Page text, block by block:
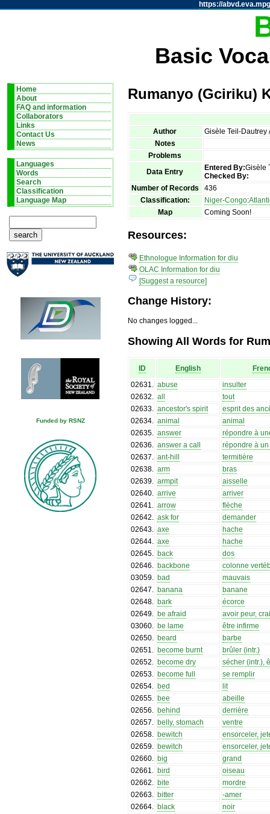
https://
Basic
Home
About
FAQ and information
Collaborators
Links
Contact Us
News
Languages
Words
Search
Classification
Language Map
Funded by RSNZ
Rumanyo (Gciriku)
Author
Gisèle Teil-
Notes
Problems
Data Entry
Entered By:Gisèle
Checked By:
Number of Records
436
Classification:
Niger-Congo:
Map
Coming Soon!
Resources:
Ethnologue Information for diu
OLAC Information for diu
[Suggest a resource]
Change History:
No changes logged...
Showing All Words for
ID English
02631
abuse
insulter
02632
all
tout
02633
ancestor's spirit
esprit des
02634
animal
animal
02635
answer
répondre à
02636
answer a call
répondre à
02637
ant-hill
termitière
02638
arm
bras
02639
armpit
aisselle
02640
arrive
arriver
02641
arrow
flèche
02642
ask for
demander
02643
axe
hache
02644
axe
hache
02645
back
dos
02646
backbone
colonne
03059
bad
mauvais
02647
banana
banane
02648
bark
écorce
02649
be afraid
avoir peur,
03060
be lame
être infirme
02650
beard
barbe
02651
become burnt
brûler (intr.)
02652
become dry
sécher (intr.),
02653
become full
se remplir
02654
bed
lit
02655
bee
abeille
02656
behind
derrière
02657
belly, stomach
ventre
02658
bewitch
ensorceler,
02659
bewitch
ensorceler,
02660
big
grand
02661
bird
oiseau
02662
bite
mordre
02663
bitter
-amer
02664
black
noir